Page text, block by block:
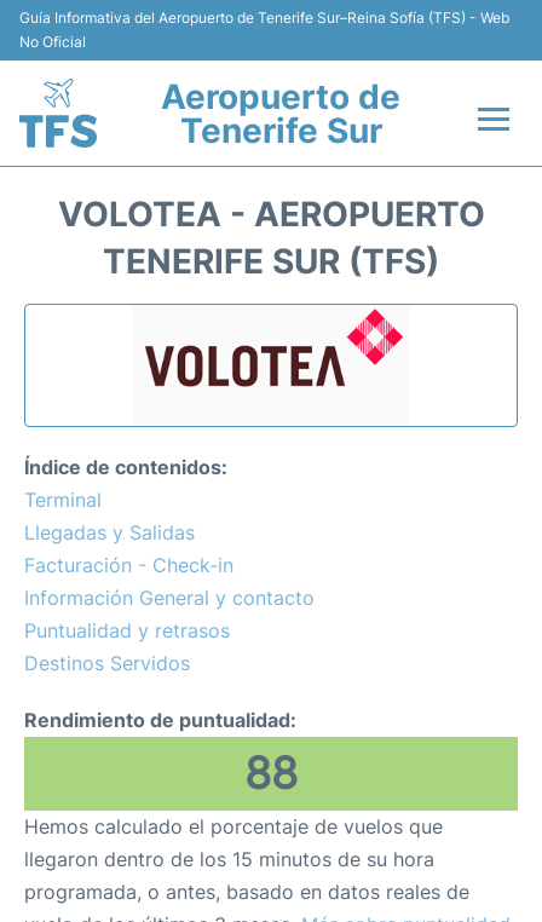
Guía Informativa del Aeropuerto de Tenerife Sur–Reina Sofía (TFS) - Web
No Oficial
Aeropuerto de
Tenerife Sur
Hoteles
Parking
Review
Más Info +
es en
VOLOTEA - AEROPUERTO
TENERIFE SUR (TFS)
Índice de contenidos:
Terminal
Llegadas y Salidas
Facturación - Check-in
Información General y contacto
Puntualidad y retrasos
Destinos Servidos
Rendimiento de puntualidad:
88
Hemos calculado el porcentaje de vuelos que
llegaron dentro de los 15 minutos de su hora
programada, o antes, basado en datos reales de